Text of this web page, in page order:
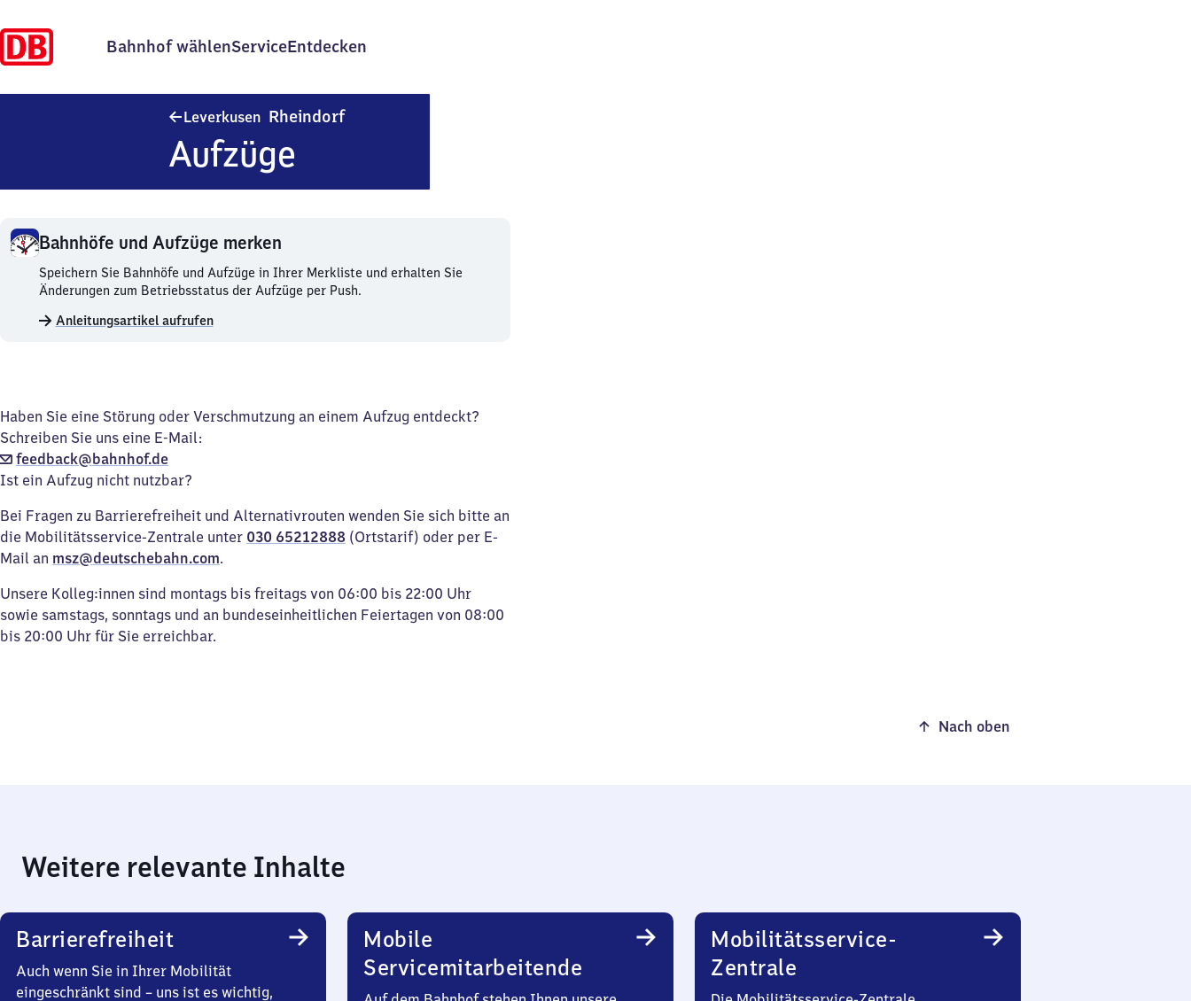
Bahnhof wählenServiceEntdecken
Leverkusen RheindorfLeverkusen-Rheindorf
Aufzüge
Bahnhöfe und Aufzüge merken
Bahnhöfe
und
merken.
Speichern Sie Bahnhöfe und Aufzüge in Ihrer Merkliste und erhalten Sie
Änderungen zum Betriebsstatus der Aufzüge per Push.
Anleitungsartikel aufrufen
Haben Sie eine Störung oder Verschmutzung an einem Aufzug entdeckt?
Schreiben Sie uns eine E-Mail:
feedback@bahnhof.de
Ist ein Aufzug nicht nutzbar?
Bei Fragen zu Barrierefreiheit und Alternativrouten wenden Sie sich bitte an
die Mobilitätsservice-Zentrale unter 030 65212888 (Ortstarif) oder per E-
Mail an msz@deutschebahn.com.
Unsere Kolleg:innen sind montags bis freitags von 06:00 bis 22:00 Uhr
sowie samstags, sonntags und an bundeseinheitlichen Feiertagen von 08:00
bis 20:00 Uhr für Sie erreichbar.
Nach oben
Weitere relevante Inhalte
Barrierefreiheit
Auch wenn Sie in Ihrer Mobilität
eingeschränkt sind – uns ist es wichtig,
Mobile
Servicemitarbeitende
Mobilitätsservice-
Zentrale